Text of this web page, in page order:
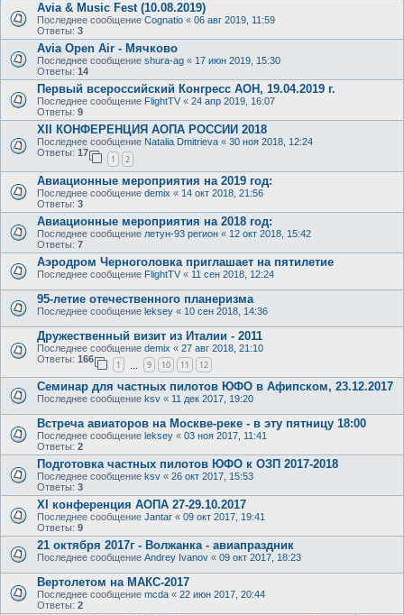
Avia & Music Fest (10.08.2019)
Последнее сообщение Cognatio « 06 авг 2019, 11:59
Ответы: 3
Avia Open Air - Мячково
Последнее сообщение shura-ag « 17 июн 2019, 15:30
Ответы: 14
Первый всероссийский Конгресс АОН, 19.04.2019 г.
Последнее сообщение FlightTV « 24 апр 2019, 16:07
Ответы: 9
XII КОНФЕРЕНЦИЯ АОПА РОССИИ 2018
Последнее сообщение Natalia Dmitrieva « 30 ноя 2018, 12:24
Ответы: 17
1 2
Авиационные мероприятия на 2019 год:
Последнее сообщение demix « 14 окт 2018, 21:56
Ответы: 3
Авиационные мероприятия на 2018 год:
Последнее сообщение летун-93 регион « 12 окт 2018, 15:42
Ответы: 7
Аэродром Черноголовка приглашает на пятилетие
Последнее сообщение FlightTV « 11 сен 2018, 12:24
95-летие отечественного планеризма
Последнее сообщение leksey « 10 сен 2018, 14:36
Дружественный визит из Италии - 2011
Последнее сообщение demix « 27 авг 2018, 21:10
Ответы: 166
1 9 10 11 12
Семинар для частных пилотов ЮФО в Афипском, 23.12.2017
Последнее сообщение ksv « 11 дек 2017, 19:20
Встреча авиаторов на Москве-реке - в эту пятницу 18:00
Последнее сообщение leksey « 03 ноя 2017, 11:41
Ответы: 2
Подготовка частных пилотов ЮФО к ОЗП 2017-2018
Последнее сообщение ksv « 26 окт 2017, 15:53
Ответы: 3
XI конференция АОПА 27-29.10.2017
Последнее сообщение Jantar « 09 окт 2017, 19:41
Ответы: 9
21 октября 2017г - Волжанка - авиапраздник
Последнее сообщение Andrey Ivanov « 09 окт 2017, 18:23
Вертолетом на МАКС-2017
Последнее сообщение mcda « 22 июн 2017, 20:44
Ответы: 2